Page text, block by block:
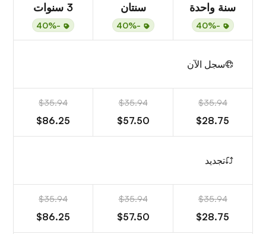
سنة واحدة
-40%
سنتان
-40%
3 سنوات
-40%
سجل الآن
$35.94
$28.75
$35.94
$57.50
$35.94
$86.25
تجديد
$35.94
$28.75
$35.94
$57.50
$35.94
$86.25